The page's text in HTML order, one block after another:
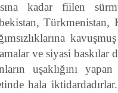
kadar fiilen
Türkmenistan,
ve siyasi baskılar
uşaklığını
hala